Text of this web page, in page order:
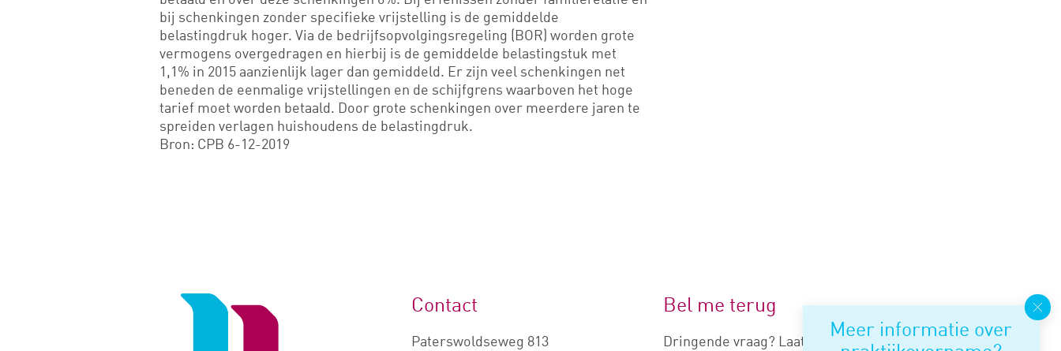
bij schenkingen zonder specifieke vrijstelling is de gemiddelde
belastingdruk hoger. Via de bedrijfsopvolgingsregeling (BOR) worden grote
vermogens overgedragen en hierbij is de gemiddelde belastingstuk met
1,1% in 2015 aanzienlijk lager dan gemiddeld. Er zijn veel schenkingen net
beneden de eenmalige vrijstellingen en de schijfgrens waarboven het hoge
tarief moet worden betaald. Door grote schenkingen over meerdere jaren te
spreiden verlagen huishoudens de belastingdruk.
Bron: CPB 6-12-2019
Meer informatie over
Logo
Contact
Paterswoldseweg 813
Bel me terug
Dringende vraag? Laat je nummer